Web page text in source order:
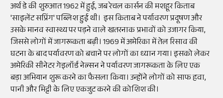
अर्थ डे की शुरुआत 1962 में हुई, जब रेचल कार्सन की मशहूर किताब
'साइलेंट सप्रिंग' पब्लिश हुई थी। इस किताब ने पर्यावरण प्रदूषण और
उसके मानव स्वास्थ्य पर पड़ने वाले खतरनाक प्रभावों को उजागर किया,
जिससे लोगों में जागरूकता बढ़ी। 1969 में अमेरिका में तेल रिसाव की
घटना के बाद पर्यावरण को बचाने पर लोगों का ध्यान गया। इसको लेकर
अमेरिकी सीनेटर गेइलॉर्ड नेल्सन ने पर्यावरण जागरूकता के लिए एक
बड़ा अभियान शुरू करने का फैसला किया। उन्होंने लोगों को साफ हवा,
पानी और मिट्टी के लिए एकजुट करने की कोशिश की।